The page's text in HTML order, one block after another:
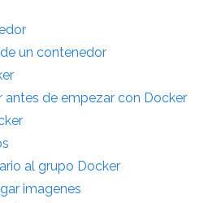
un contenedor
antes de empezar con Docker
al grupo Docker
imagenes